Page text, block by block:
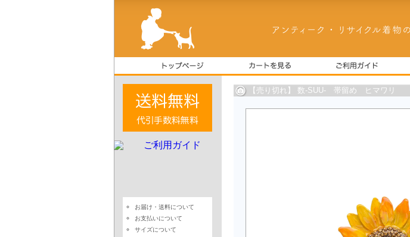
【売り切れ】 数-SUU- 帯留め ヒマワリ
お届け・送料について
お支払いについて
サイズについて